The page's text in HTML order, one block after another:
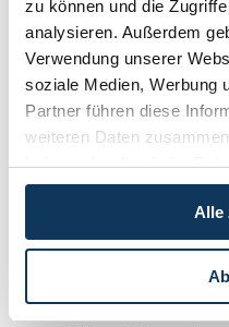
zu können und die
analysieren. Außerdem
Verwendung unserer
soziale Medien, Werbung
Partner führen diese
weiteren Daten
haben oder die sie im
gesammelt haben.
Alle
Arbeitstage im Jahr) ist
Interesse liegende Beweidung
Auch die Annahme eines
Verstorbenen hält sich im
Obersten Gerichtshofs. Die
Herde des Beklagten in einem
nächsten stehenden Kuh)
die sie um ihre Hüfte
hatte, dass es ihr nach Beginn
diese zu lösen. Als